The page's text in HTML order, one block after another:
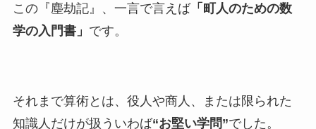
この『塵劫記』、一言で言えば「町人のための数
学の入門書」 です。
それまで算術とは、役人や商人、または限られた
知識人だけが扱ういわば“お堅い学問”でした。